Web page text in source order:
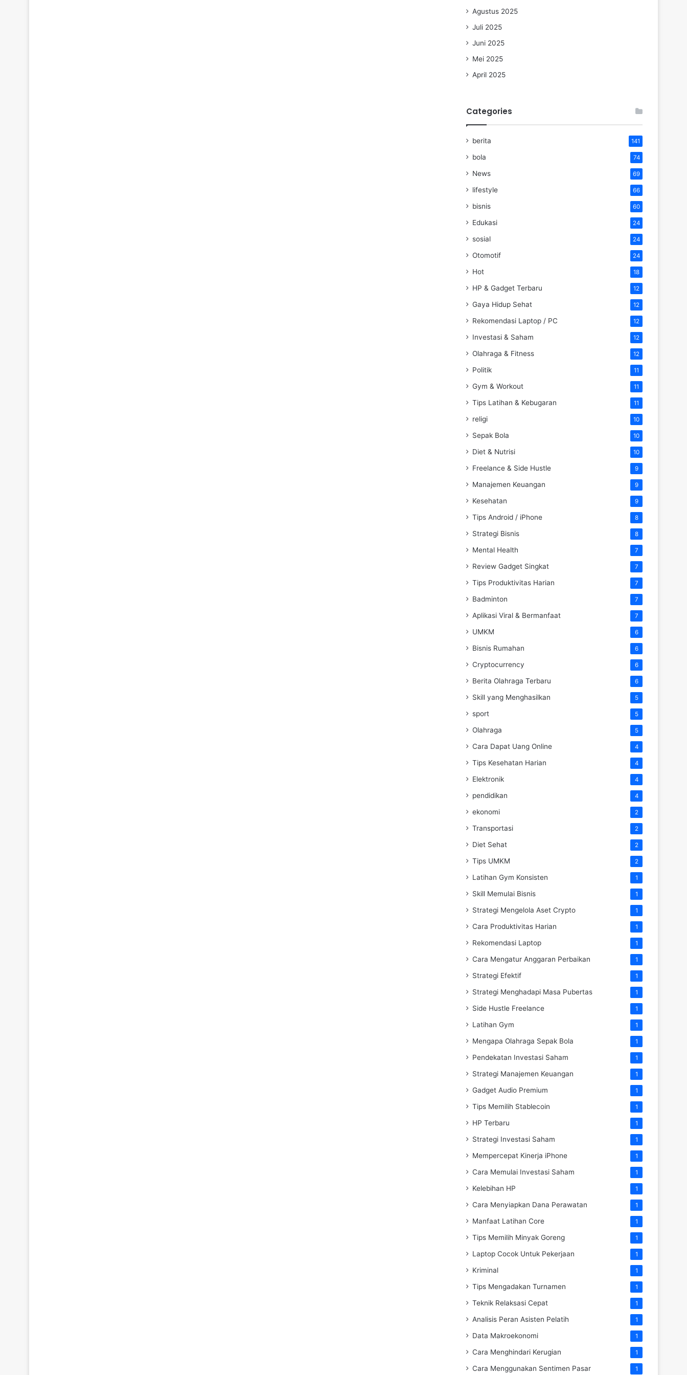
Agustus 2025
Juli 2025
Juni 2025
Mei 2025
April 2025
Categories
berita 141
bola 74
News 69
lifestyle 66
bisnis 60
Edukasi 24
sosial 24
Otomotif 24
Hot 18
HP & Gadget Terbaru 12
Gaya Hidup Sehat 12
Rekomendasi Laptop / PC 12
Investasi & Saham 12
Olahraga & Fitness 12
Politik 11
Gym & Workout 11
Tips Latihan & Kebugaran 11
religi 10
Sepak Bola 10
Diet & Nutrisi 10
Freelance & Side Hustle 9
Manajemen Keuangan 9
Kesehatan 9
Tips Android / iPhone 8
Strategi Bisnis 8
Mental Health 7
Review Gadget Singkat 7
Tips Produktivitas Harian 7
Badminton 7
Aplikasi Viral & Bermanfaat 7
UMKM 6
Bisnis Rumahan 6
Cryptocurrency 6
Berita Olahraga Terbaru 6
Skill yang Menghasilkan 5
sport 5
Olahraga 5
Cara Dapat Uang Online 4
Tips Kesehatan Harian 4
Elektronik 4
pendidikan 4
ekonomi 2
Transportasi 2
Diet Sehat 2
Tips UMKM 2
Latihan Gym Konsisten 1
Skill Memulai Bisnis 1
Strategi Mengelola Aset Crypto 1
Cara Produktivitas Harian 1
Rekomendasi Laptop 1
Cara Mengatur Anggaran Perbaikan 1
Strategi Efektif 1
Strategi Menghadapi Masa Pubertas 1
Side Hustle Freelance 1
Latihan Gym 1
Mengapa Olahraga Sepak Bola 1
Pendekatan Investasi Saham 1
Strategi Manajemen Keuangan 1
Gadget Audio Premium 1
Tips Memilih Stablecoin 1
HP Terbaru 1
Strategi Investasi Saham 1
Mempercepat Kinerja iPhone 1
Cara Memulai Investasi Saham 1
Kelebihan HP 1
Cara Menyiapkan Dana Perawatan 1
Manfaat Latihan Core 1
Tips Memilih Minyak Goreng 1
Laptop Cocok Untuk Pekerjaan 1
Kriminal 1
Tips Mengadakan Turnamen 1
Teknik Relaksasi Cepat 1
Analisis Peran Asisten Pelatih 1
Data Makroekonomi 1
Cara Menghindari Kerugian 1
Cara Menggunakan Sentimen Pasar 1